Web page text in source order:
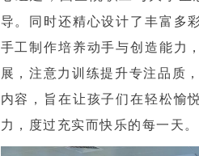
导。
同时还精心设计了丰富多
手工制作培养动手与创造能力
展，注意力训练提升专注品质
内容，旨在让孩子们在轻松愉
力，度过充实而快乐的每一天。